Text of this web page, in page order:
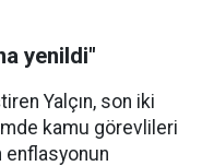
yenildi"
Yalçın, son iki
kamu görevlileri
enflasyonun